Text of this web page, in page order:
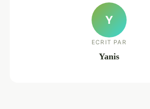
Y
ECRIT PAR
Yanis